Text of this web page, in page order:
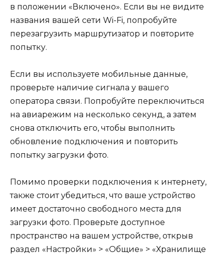
в положении «Включено». Если вы не видите
названия вашей сети Wi-Fi, попробуйте
перезагрузить маршрутизатор и повторите
попытку.
Если вы используете мобильные данные,
проверьте наличие сигнала у вашего
оператора связи. Попробуйте переключиться
на авиарежим на несколько секунд, а затем
снова отключить его, чтобы выполнить
обновление подключения и повторить
попытку загрузки фото.
Помимо проверки подключения к интернету,
также стоит убедиться, что ваше устройство
имеет достаточно свободного места для
загрузки фото. Проверьте доступное
пространство на вашем устройстве, открыв
раздел «Настройки» > «Общие» > «Хранилище